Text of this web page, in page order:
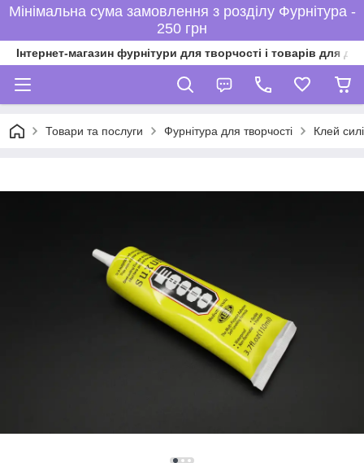
Мінімальна сума замовлення з розділу Фурнітура -
250 грн
Інтернет-магазин фурнітури для творчості і товарів для
Товари та послуги Фурнітура для творчості Клей